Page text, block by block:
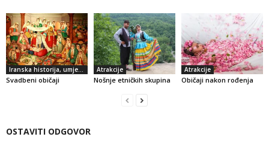
Svadbeni običaji
Atrakcije
Nošnje etničkih skupina
Atrakcije
Običaji nakon rođenja
OSTAVITI ODGOVOR